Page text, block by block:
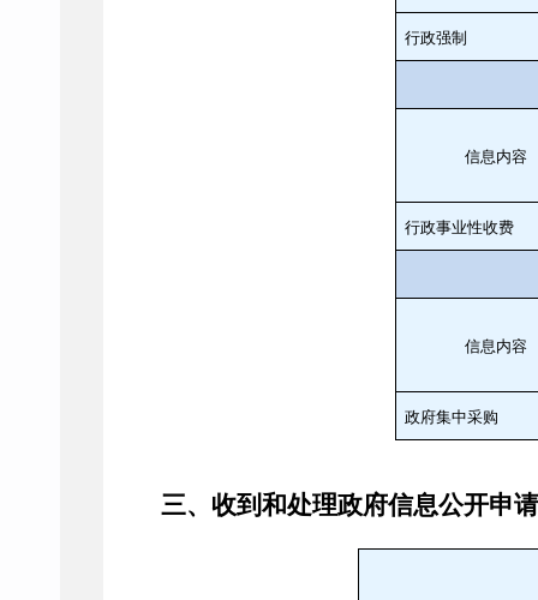
行政强制
信息内容
行政事业性收费
信息内容
政府集中采购
三、收到和处理政府信息公开申